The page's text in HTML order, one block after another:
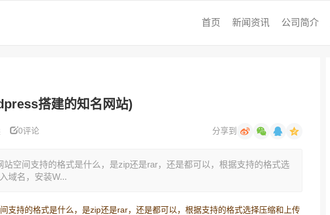
首页 新闻资讯 公司简介
搭建的知名网站)
0评论 分享到
空间支持的格式是什么，是zip还是rar，还是都可以，根据支持的格式选
域名，安装W...
支持的格式是什么，是zip还是rar，还是都可以，根据支持的格式选择压缩和上传